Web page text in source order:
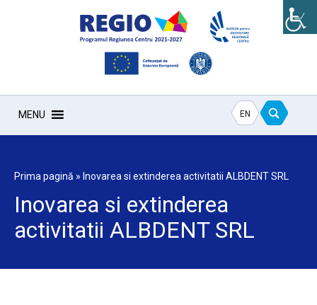
MENU EN
Prima pagină » Inovarea si extinderea activitatii ALBDENT SRL
Inovarea si extinderea
activitatii ALBDENT SRL